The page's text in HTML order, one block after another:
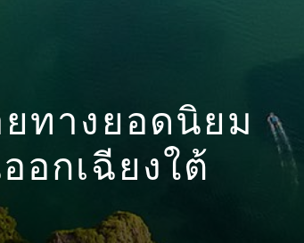
ทางยอดนิยม
อกเฉียงใต้